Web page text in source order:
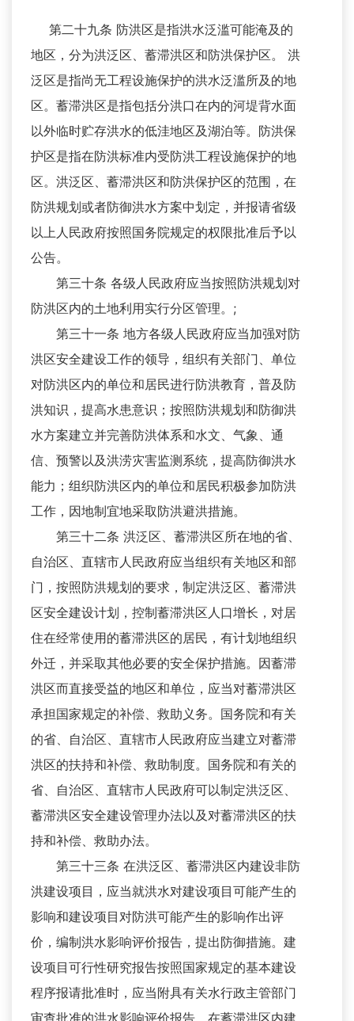
第二十九条 防洪区是指洪水泛滥可能淹及的
地区，分为洪泛区、蓄滞洪区和防洪保护区。 洪
泛区是指尚无工程设施保护的洪水泛滥所及的地
区。蓄滞洪区是指包括分洪口在内的河堤背水面
以外临时贮存洪水的低洼地区及湖泊等。防洪保
护区是指在防洪标准内受防洪工程设施保护的地
区。洪泛区、蓄滞洪区和防洪保护区的范围，在
防洪规划或者防御洪水方案中划定，并报请省级
以上人民政府按照国务院规定的权限批准后予以
公告。
第三十条 各级人民政府应当按照防洪规划对
防洪区内的土地利用实行分区管理。;
第三十一条 地方各级人民政府应当加强对防
洪区安全建设工作的领导，组织有关部门、单位
对防洪区内的单位和居民进行防洪教育，普及防
洪知识，提高水患意识；按照防洪规划和防御洪
水方案建立并完善防洪体系和水文、气象、通
信、预警以及洪涝灾害监测系统，提高防御洪水
能力；组织防洪区内的单位和居民积极参加防洪
工作，因地制宜地采取防洪避洪措施。
第三十二条 洪泛区、蓄滞洪区所在地的省、
自治区、直辖市人民政府应当组织有关地区和部
门，按照防洪规划的要求，制定洪泛区、蓄滞洪
区安全建设计划，控制蓄滞洪区人口增长，对居
住在经常使用的蓄滞洪区的居民，有计划地组织
外迁，并采取其他必要的安全保护措施。因蓄滞
洪区而直接受益的地区和单位，应当对蓄滞洪区
承担国家规定的补偿、救助义务。国务院和有关
的省、自治区、直辖市人民政府应当建立对蓄滞
洪区的扶持和补偿、救助制度。国务院和有关的
省、自治区、直辖市人民政府可以制定洪泛区、
蓄滞洪区安全建设管理办法以及对蓄滞洪区的扶
持和补偿、救助办法。
第三十三条 在洪泛区、蓄滞洪区内建设非防
洪建设项目，应当就洪水对建设项目可能产生的
影响和建设项目对防洪可能产生的影响作出评
价，编制洪水影响评价报告，提出防御措施。建
设项目可行性研究报告按照国家规定的基本建设
程序报请批准时，应当附具有关水行政主管部门